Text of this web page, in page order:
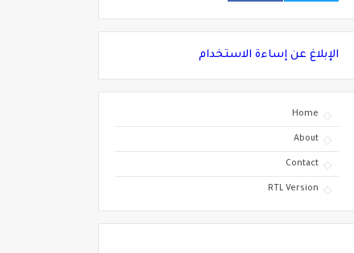
الإبلاغ عن إساءة الاستخدام
Home
About
Contact
RTL Version